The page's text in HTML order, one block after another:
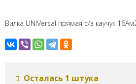
Вилка UNIVersal прямая с/з каучук
Осталась 1 штука